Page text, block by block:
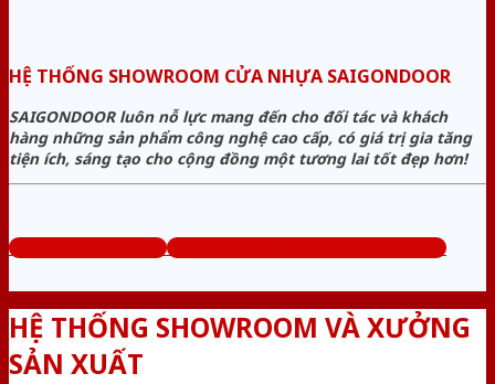
HỆ THỐNG SHOWROOM CỬA NHỰA SAIGONDOOR
SAIGONDOOR luôn nỗ lực mang đến cho đối tác và khách
hàng những sản phẩm công nghệ cao cấp, có giá trị gia tăng
tiện ích, sáng tạo cho cộng đồng một tương lai tốt đẹp hơn!
www.cuanhuago.com Tổng đài tư vấn miễn phí: 0824.400.400
HỆ THỐNG SHOWROOM VÀ XƯỞNG
SẢN XUẤT